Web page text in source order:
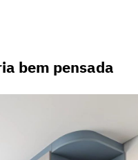
bem pensada